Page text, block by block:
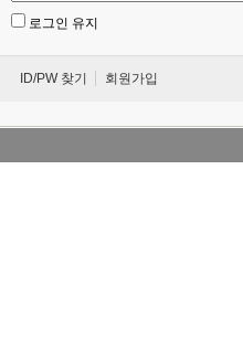
로그인 유지
ID/PW 찾기 회원가입